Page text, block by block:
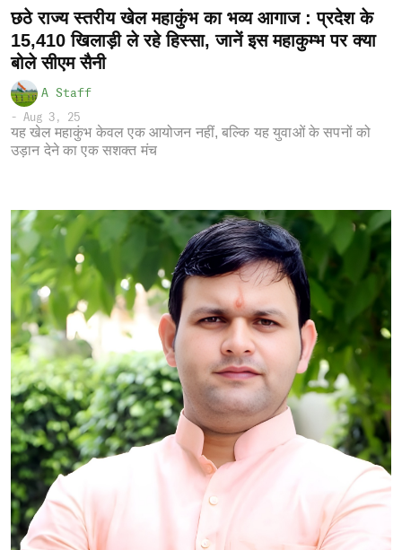
छठे राज्य स्तरीय खेल महाकुंभ का भव्य आगाज : प्रदेश के
15,410 खिलाड़ी ले रहे हिस्सा, जानें इस महाकुम्भ पर क्या
बोले सीएम सैनी
A Staff
- Aug 3, 25
यह खेल महाकुंभ केवल एक आयोजन नहीं, बल्कि यह युवाओं के सपनों को
उड़ान देने का एक सशक्त मंच